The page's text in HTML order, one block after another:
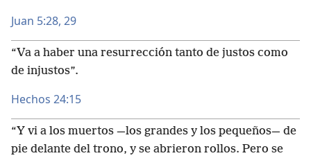
Juan 5:28, 29
“Va a haber una resurrección tanto de justos como
de injustos”.
Hechos 24:15
“Y vi a los muertos —los grandes y los pequeños— de
pie delante del trono, y se abrieron rollos. Pero se